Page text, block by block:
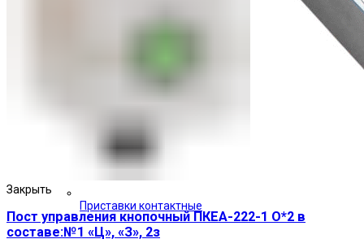
Приставки контактные
Закрыть
Пост управления кнопочный ПКЕА-222-1 О*2 в
составе:№1 «Ц», «З», 2з